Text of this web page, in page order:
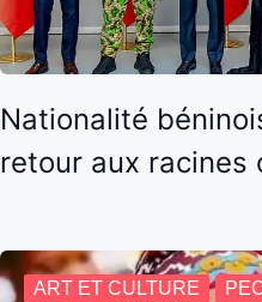
Nationalité
retour aux racines
ART ET CULTURE